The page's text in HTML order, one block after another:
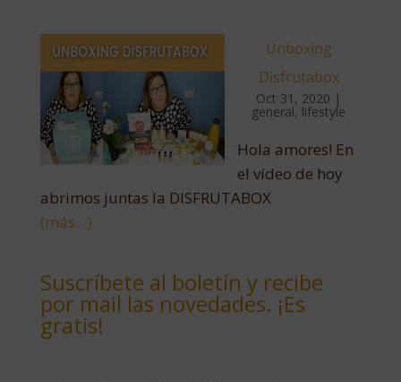
Unboxing
Disfrutabox
Oct 31, 2020 |
general, lifestyle
Hola amores! En
el vídeo de hoy
abrimos juntas la DISFRUTABOX
(más…)
Suscríbete al boletín y recibe
por mail las novedades. ¡Es
gratis!